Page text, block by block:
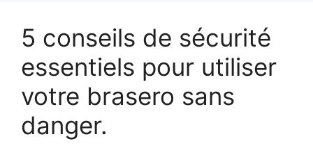
5 conseils de sécurité
essentiels pour utiliser
votre brasero sans
danger.